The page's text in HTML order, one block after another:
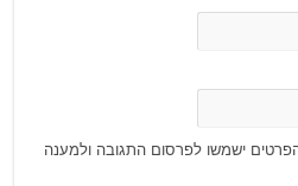
ישמשו לפרסום התגובה ולמענה